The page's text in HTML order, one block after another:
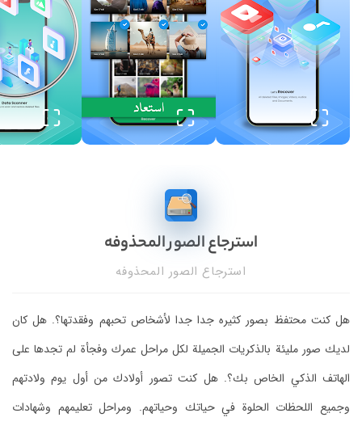
استرجاع الصور المحذوفه
استرجاع الصور المحذوفه
هل كنت محتفظ بصور كثيره جدا جدا لأشخاص تحبهم وفقدتها؟. هل كان
لديك صور مليئة بالذكريات الجميلة لكل مراحل عمرك وفجأة لم تجدها على
الهاتف الذكي الخاص بك؟. هل كنت تصور أولادك من أول يوم ولادتهم
وجميع اللحظات الحلوة في حياتك وحياتهم. ومراحل تعليمهم وشهادات